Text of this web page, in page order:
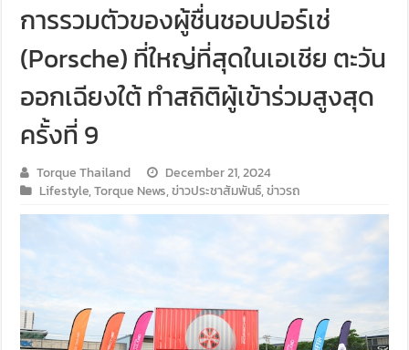
การรวมตัวของผู้ชื่นชอบปอร์เช่
(Porsche) ที่ใหญ่ที่สุดในเอเชีย ตะวัน
ออกเฉียงใต้ ทำสถิติผู้เข้าร่วมสูงสุด
ครั้งที่ 9
Torque Thailand
December 21, 2024
Lifestyle,Torque News,ข่าวประชาสัมพันธ์,ข่าวรถ